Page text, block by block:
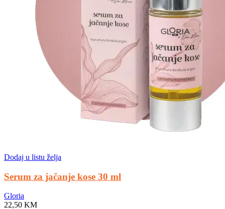
Dodaj u listu želja
Serum za jačanje kose 30 ml
Gloria
22,50 KM